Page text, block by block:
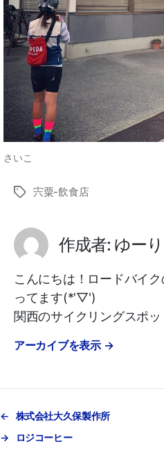
さいこ
タ
宍粟-飲食店
作成者: ゆーり
こんにちは！ロードバイ
ってます(*'▽')
関西のサイクリングスポッ
アーカイブを表示 →
←
株式会社大久保製作所
→
ロジコーヒー